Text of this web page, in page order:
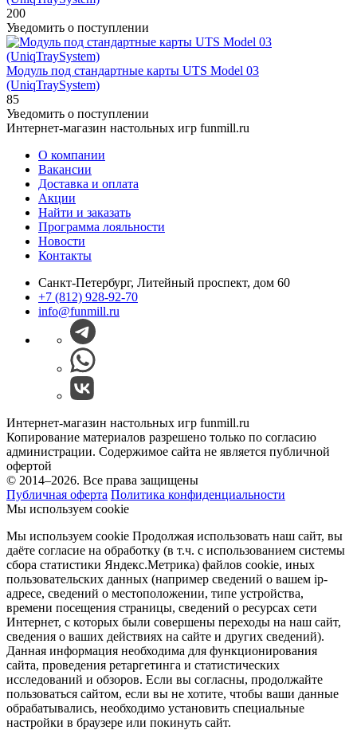
200
Уведомить о поступлении
Модуль под стандартные карты UTS Model 03
(UniqTraySystem)
85
Уведомить о поступлении
Интернет-магазин настольных игр funmill.ru
О компании
Вакансии
Доставка и оплата
Акции
Найти и заказать
Программа лояльности
Новости
Контакты
Санкт-Петербург, Литейный проспект, дом 60
+7 (812) 928-92-70
info@funmill.ru
Интернет-магазин настольных игр funmill.ru
Копирование материалов разрешено только по согласию
администрации. Содержимое сайта не является публичной
офертой
© 2014–2026. Все права защищены
Публичная оферта Политика конфиденциальности
Мы используем cookie
Мы используем cookie Продолжая использовать наш cайт, вы
даёте согласие на обработку (в т.ч. с использованием системы
сбора статистики Яндекс.Метрика) файлов cookie, иных
пользовательских данных (например сведений о вашем ip-
адресе, сведений о местоположении, типе устройства,
времени посещения страницы, сведений о ресурсах сети
Интернет, с которых были совершены переходы на наш сайт,
сведения о ваших действиях на сайте и других сведений).
Данная информация необходима для функционирования
сайта, проведения ретаргетинга и статистических
исследований и обзоров. Если вы согласны, продолжайте
пользоваться сайтом, если вы не хотите, чтобы ваши данные
обрабатывались, необходимо установить специальные
настройки в браузере или покинуть сайт.